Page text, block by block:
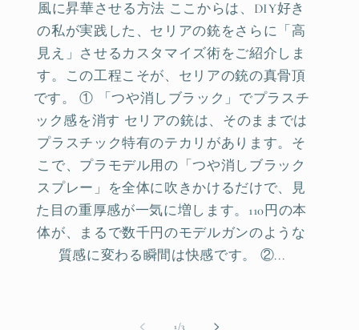
風に昇華させる方法 ここからは、DIY好き
の私が実践した、セリアの銃をさらに「高
見え」させるカスタマイズ術をご紹介しま
す。この工程こそが、セリアの銃の真骨頂
です。 ① 「つや消しブラック」でプラスチ
ック感を消す セリアの銃は、そのままでは
プラスチック特有のテカリがあります。そ
こで、プラモデル用の「つや消しブラック
スプレー」を全体に吹きかけるだけで、見
た目の重厚感が一気に増します。110円の本
体が、まるで数千円のモデルガンのような
質感に変わる瞬間は快感です。 ②...
1 /of3